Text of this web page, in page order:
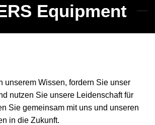
Equipment
unserem Wissen, fordern Sie unser
nutzen Sie unsere Leidenschaft für
Sie gemeinsam mit uns und unseren
in die Zukunft.